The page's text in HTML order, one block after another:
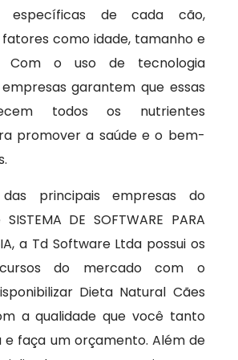
específicas de cada cão,
como idade, tamanho e
Com o uso de tecnologia
garantem que essas
todos os nutrientes
promover a saúde e o bem-
principais empresas do
DE SOFTWARE PARA
a Td Software Ltda possui os
do mercado com o
Dieta Natural Cães
a qualidade que você tanto
e faça um orçamento. Além de